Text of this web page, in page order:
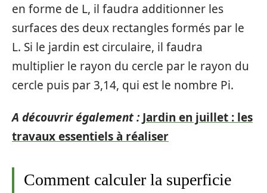
en forme de L, il faudra additionner les
surfaces des deux rectangles formés par le
L. Si le jardin est circulaire, il faudra
multiplier le rayon du cercle par le rayon du
cercle puis par 3,14, qui est le nombre Pi.
A découvrir également : Jardin en juillet : les
travaux essentiels à réaliser
Comment calculer la superficie